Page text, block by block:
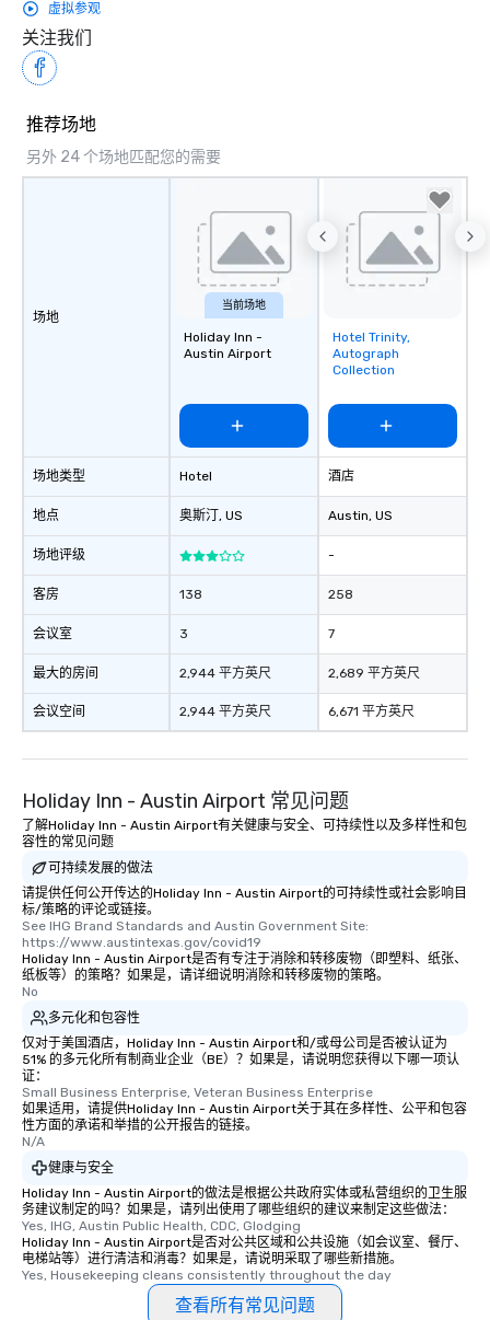
虚拟参观
关注我们
推荐场地
另外 24 个场地匹配您的需要
场地
场地类型
地点
场地评级
客房
会议室
最大的房间
会议空间
当前场地
Holiday Inn -
Austin Airport
Hotel
奥斯汀 , US
138
3
2,944 平方英尺
2,944 平方英尺
Removed from
favorites
Hotel Trinity,
Autograph
Collection
酒店
Austin, US
-
258
7
2,689 平方英尺
6,671 平方英尺
Holiday Inn - Austin Airport 常见问题
了解Holiday Inn - Austin Airport有关健康与安全、可持续性以及多样性和包
容性的常见问题
可持续发展的做法
请提供任何公开传达的Holiday Inn - Austin Airport的可持续性或社会影响目
标/策略的评论或链接。
See IHG Brand Standards and Austin Government Site:
https://www.austintexas.gov/covid19
Holiday Inn - Austin Airport是否有专注于消除和转移废物（即塑料、纸张、
纸板等）的策略？如果是，请详细说明消除和转移废物的策略。
No
多元化和包容性
仅对于美国酒店，Holiday Inn - Austin Airport和/或母公司是否被认证为
51% 的多元化所有制商业企业（BE）？如果是，请说明您获得以下哪一项认
证：
Small Business Enterprise, Veteran Business Enterprise
如果适用，请提供Holiday Inn - Austin Airport关于其在多样性、公平和包容
性方面的承诺和举措的公开报告的链接。
N/A
健康与安全
Holiday Inn - Austin Airport的做法是根据公共政府实体或私营组织的卫生服
务建议制定的吗？如果是，请列出使用了哪些组织的建议来制定这些做法：
Yes, IHG, Austin Public Health, CDC, Glodging
Holiday Inn - Austin Airport是否对公共区域和公共设施（如会议室、餐厅、
电梯站等）进行清洁和消毒？如果是，请说明采取了哪些新措施。
Yes, Housekeeping cleans consistently throughout the day
查看所有常见问题